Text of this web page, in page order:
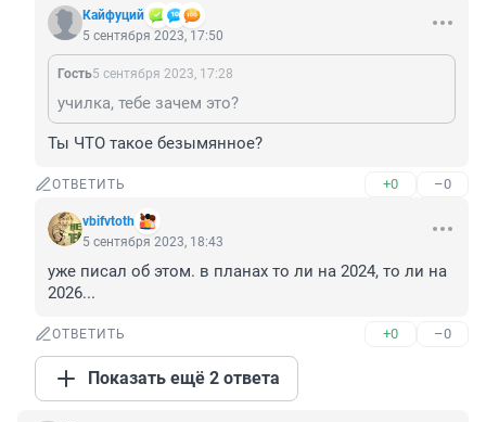
Кайфуций
5 сентября 2023, 17:50
Гость5 сентября 2023, 17:28
училка, тебе зачем это?
Ты ЧТО такое безымянное?
ОТВЕТИТЬ +0 –0
vbifvtoth
5 сентября 2023, 18:43
уже писал об этом. в планах то ли на 2024, то ли на
2026...
ОТВЕТИТЬ +0 –0
Показать ещё 2 ответа